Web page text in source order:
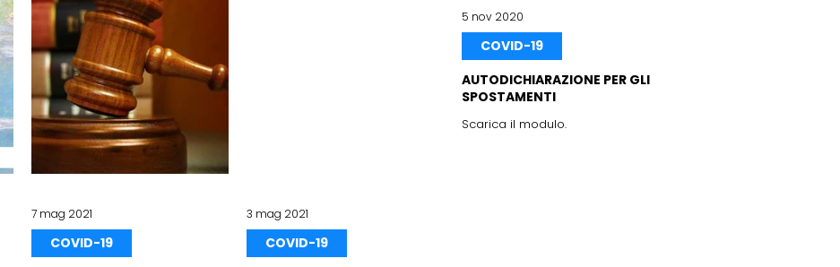
COVID-19
7 mag 2021
COVID-19
3 mag 2021
AUTODICHIARAZIONE PER GLI
SPOSTAMENTI
Scarica il modulo.
COVID-19
5 nov 2020